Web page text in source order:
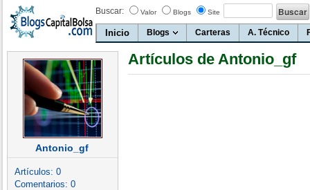
Buscar: Valor Blogs Site
Inicio Blogs Carteras A. Técnico
Antonio_gf
Artículos: 0
Comentarios: 0
Artículos de Antonio_gf